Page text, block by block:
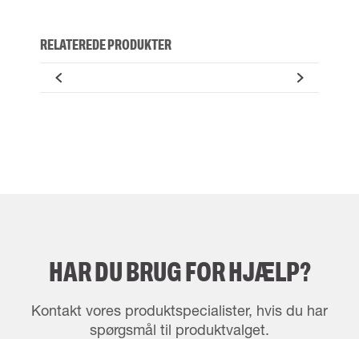
RELATEREDE PRODUKTER
HAR DU BRUG FOR HJÆLP?
Kontakt vores produktspecialister, hvis du har
spørgsmål til produktvalget.